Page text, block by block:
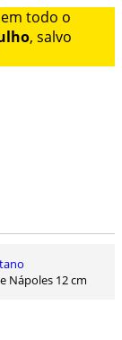
em todo o
, salvo
Nápoles 12 cm